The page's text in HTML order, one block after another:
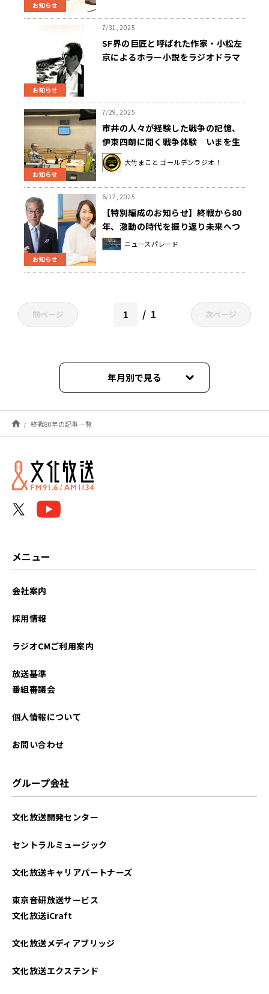
お知らせ
お知らせ
7/31, 2025
SF界の巨匠と呼ばれた作家・小松左
京によるホラー小説をラジオドラマ
ラジオドラマ「くだんのはは」』8
月15日（金）午後3時～
お知らせ
7/29, 2025
市井の人々が経験した戦争の記憶、
伊東四朗に聞く戦争体験 いまを生
きる人たちに“戦争とは何か”を問い
かける2時間 『大竹まこと・長野智
してはいけないのか』 8/15（金）午
後1時から放送
大竹まこと ゴールデンラジオ！
お知らせ
6/17, 2025
【特別編成のお知らせ】終戦から80
年、激動の時代を振り返り未来へつ
なぐ ～8月15日は特別番組を続々放
送
ニュースパレード
前ページ 1 次ページ
年月別で見る
2026年07月
2025年08月
2025年07月
終戦80年の記事一覧
メニュー
会社案内
採用情報
ラジオCMご利用案内
放送基準
番組審議会
個人情報について
お問い合わせ
グループ会社
文化放送開発センター
セントラルミュージック
文化放送キャリアパートナーズ
東京音研放送サービス
文化放送iCraft
文化放送メディアブリッジ
文化放送エクステンド